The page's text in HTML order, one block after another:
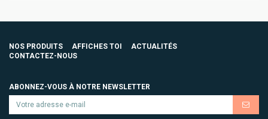
NOS PRODUITS AFFICHES TOI
ACTUALITÉS
CONTACTEZ-NOUS
ABONNEZ-VOUS À NOTRE NEWSLETTER